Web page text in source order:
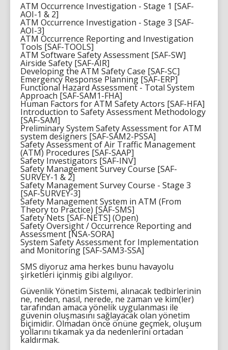
ATM Occurrence Investigation - Stage 1 [SAF-
AOI-1 & 2]
ATM Occurrence Investigation - Stage 3 [SAF-
AOI-3]
ATM Occurrence Reporting and Investigation
Tools [SAF-TOOLS]
ATM Software Safety Assessment [SAF-SW]
Airside Safety [SAF-AIR]
Developing the ATM Safety Case [SAF-SC]
Emergency Response Planning [SAF-ERP]
Functional Hazard Assessment - Total System
Approach [SAF-SAM1-FHA]
Human Factors for ATM Safety Actors [SAF-HFA]
Introduction to Safety Assessment Methodology
[SAF-SAM]
Preliminary System Safety Assessment for ATM
system designers [SAF-SAM2-PSSA]
Safety Assessment of Air Traffic Management
(ATM) Procedures [SAF-SAAP]
Safety Investigators [SAF-INV]
Safety Management Survey Course [SAF-
SURVEY-1 & 2]
Safety Management Survey Course - Stage 3
[SAF-SURVEY-3]
Safety Management System in ATM (From
Theory to Practice) [SAF-SMS]
Safety Nets [SAF-NETS] (Open)
Safety Oversight / Occurrence Reporting and
Assessment [NSA-SORA]
System Safety Assessment for Implementation
and Monitoring [SAF-SAM3-SSA]
SMS diyoruz ama herkes bunu havayolu
şirketleri içinmiş gibi algılıyor.
Güvenlik Yönetim Sistemi, alınacak tedbirlerinin
ne, neden, nasıl, nerede, ne zaman ve kim(ler)
tarafından amaca yönelik uygulanması ile
güvenin oluşmasını sağlayacak olan yönetim
biçimidir. Olmadan önce önüne geçmek, oluşum
yollarını tıkamak ya da nedenlerini ortadan
kaldırmak.